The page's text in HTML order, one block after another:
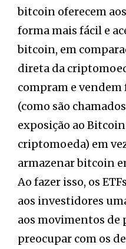
bitcoin oferecem
forma mais fácil e
bitcoin, em
direta da
compram e
(como são
exposição ao
criptomoeda) em
armazenar bitcoin
Ao fazer isso, os
aos investidores
aos movimentos de
preocupar com os